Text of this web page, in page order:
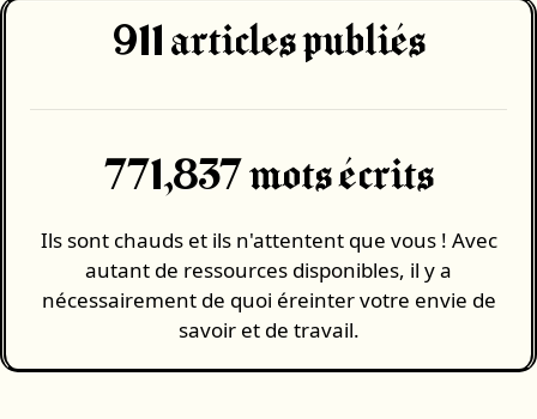
911 articles publiés
771,837 mots écrits
Ils sont chauds et ils n'attentent que vous ! Avec
autant de ressources disponibles, il y a
nécessairement de quoi éreinter votre envie de
savoir et de travail.